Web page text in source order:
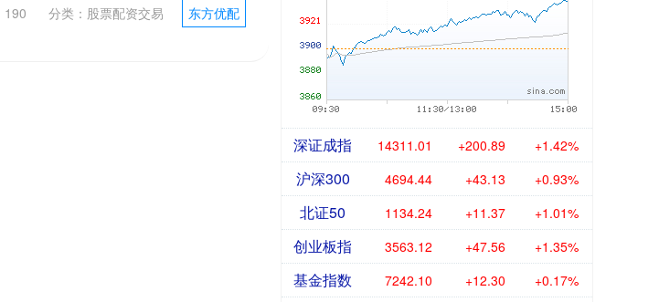
东方优配
190 分类： 股票配资交易
深证成指 14311.01 +200.89 +1.42%
沪深300 4694.44 +43.13 +0.93%
北证50 1134.24 +11.37 +1.01%
创业板指 3563.12 +47.56 +1.35%
基金指数 7242.10 +12.30 +0.17%